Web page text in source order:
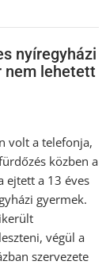
nyíregyházi
nem lehetett
volt a telefonja,
közben a
ejtett a 13 éves
gyermek.
végül a
szervezete